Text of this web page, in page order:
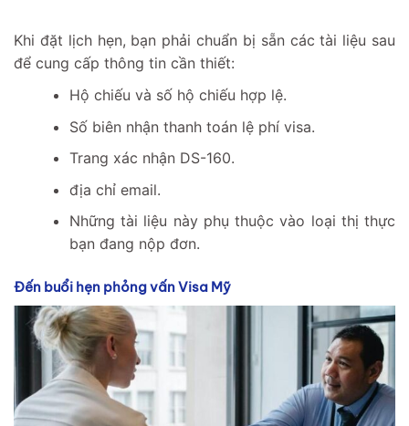
Khi đặt lịch hẹn, bạn phải chuẩn bị sẵn các tài liệu sau
để cung cấp thông tin cần thiết:
Hộ chiếu và số hộ chiếu hợp lệ.
Số biên nhận thanh toán lệ phí visa.
Trang xác nhận DS-160.
địa chỉ email.
Những tài liệu này phụ thuộc vào loại thị thực
bạn đang nộp đơn.
Đến buổi hẹn phỏng vấn Visa Mỹ